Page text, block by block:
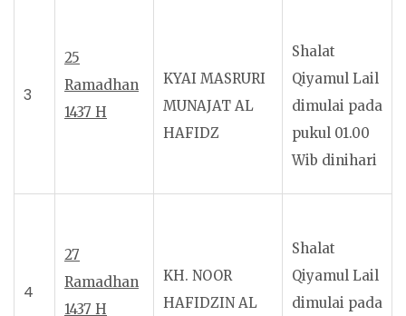
3
25
Ramadhan
1437 H
KYAI MASRURI
MUNAJAT AL
HAFIDZ
Shalat
Qiyamul Lail
dimulai pada
pukul 01.00
Wib dinihari
4
27
Ramadhan
1437 H
KH. NOOR
HAFIDZIN AL
Shalat
Qiyamul Lail
dimulai pada